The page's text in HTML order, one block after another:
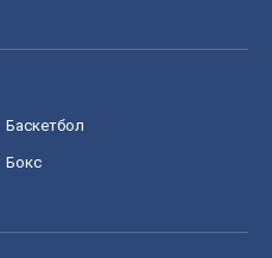
Баскетбол
Бокс